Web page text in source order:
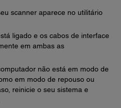
scanner aparece no utilitário
ligado e os cabos de interface
em ambas as
não está em modo de
em modo de repouso ou
reinicie o seu sistema e